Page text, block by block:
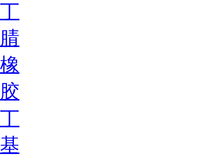
丁
腈
橡
胶
丁
基